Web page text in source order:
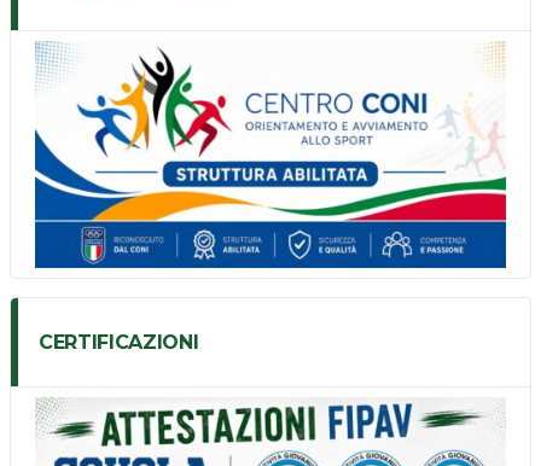
CERTIFICAZIONI